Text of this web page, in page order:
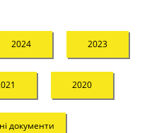
2024 2023
2020
документи